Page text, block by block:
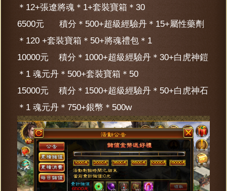
＊12+張遼將魂＊1+套裝寶箱＊30
6500元 積分＊500+超級經驗丹＊15+屬性藥劑
＊120 +套裝寶箱＊50+將魂禮包＊1
10000元 積分＊1000+超級經驗丹＊30+白虎神鎧
＊1 魂元丹＊500+套裝寶箱＊50
15000元 積分＊1500+超級經驗丹＊50+白虎神石
＊1 魂元丹＊750+銀幣＊500w